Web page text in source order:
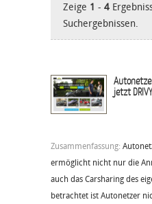
Zeige 1 - 4
Suchergebnissen.
jetzt
Zusammenfassung:
ermöglicht nicht nur die
auch das Carsharing des
betrachtet ist Autonetzer